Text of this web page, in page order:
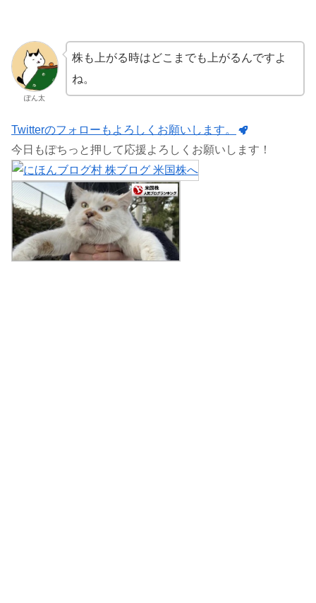
ぽん太
株も上がる時はどこまでも上がるんですよ
ね。
Twitterのフォローもよろしくお願いします。
今日もぽちっと押して応援よろしくお願いします！